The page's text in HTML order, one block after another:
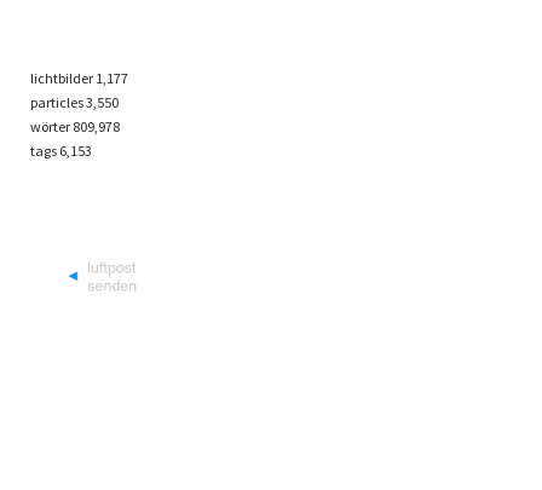
lichtbilder 1,177
particles3,550
wörter 809,978
tags 6,153